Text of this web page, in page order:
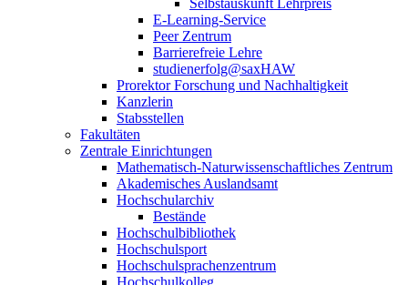
E-Learning-Service
Peer Zentrum
Barrierefreie Lehre
studienerfolg@saxHAW
Prorektor Forschung und Nachhaltigkeit
Kanzlerin
Stabsstellen
Fakultäten
Zentrale Einrichtungen
Mathematisch-Naturwissenschaftliches Zentrum
Akademisches Auslandsamt
Hochschularchiv
Bestände
Hochschulbibliothek
Hochschulsport
Hochschulsprachenzentrum
Hochschulkolleg